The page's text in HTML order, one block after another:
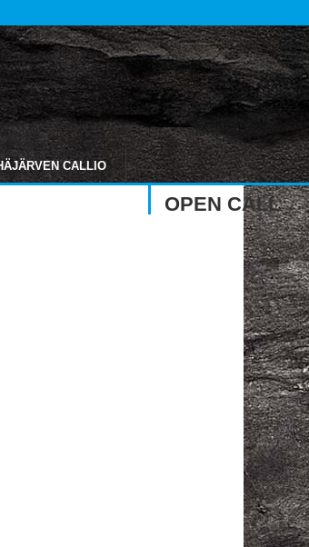
CALLIO
OPEN CALL